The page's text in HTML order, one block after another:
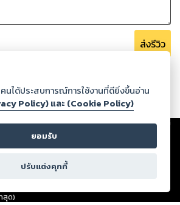
ส่งรีวิว
Co., Ltd. - สตอรี่ล็อกขอสงวนสิทธิ์ไม่รับผิดชอบ
หลดผ่านเว็บไซต์และปรากฏว่าละเมิดสิทธิใน
ลอื่นหรือขัดต่อกฎหมายและศีลธรรม ดังนั้น ผู้อ่าน
นการกลั่นกรองด้วยตนเอง และหากท่านพบว่าส่วน
ะศีลธรรม กรุณาแจ้งมายังบริษัท เพื่อทีมงานจะได้
สตอรี่ล็อกขอสงวนลิขสิทธิ์ตามพระราชบัญญัติ
สุด)
นได้ประสบการณ์การใช้งานที่ดียิ่งขึ้นอ่าน
Policy) และ (Cookie Policy)
ยอมรับ
ปรับแต่งคุกกี้